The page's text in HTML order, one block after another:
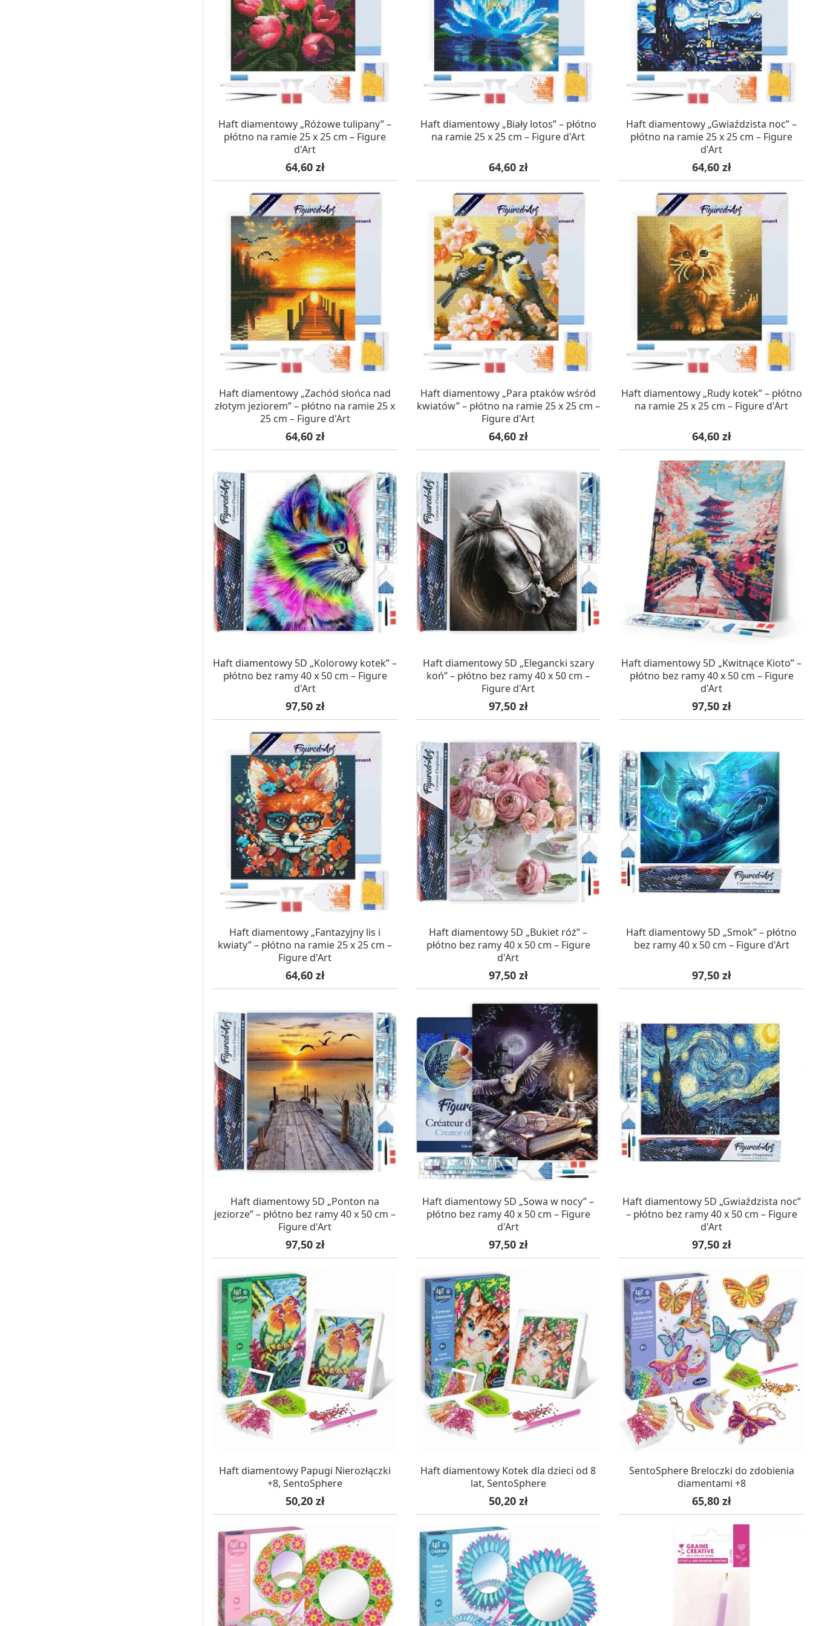
W MAGAZYNIE, DOSTAWA 24H
Haft diamentowy „Różowe tulipany” –
płótno na ramie 25 x 25 cm – Figure
d'Art
Cena
64,60 zł
W MAGAZYNIE, DOSTAWA 24H
Haft diamentowy „Biały lotos” – płótno
na ramie 25 x 25 cm – Figure d'Art
Cena
64,60 zł
W MAGAZYNIE, DOSTAWA 24H
Haft diamentowy „Gwiaździsta noc” –
płótno na ramie 25 x 25 cm – Figure
d'Art
Cena
64,60 zł
W MAGAZYNIE, DOSTAWA 24H
Haft diamentowy „Zachód słońca nad
złotym jeziorem” – płótno na ramie 25 x
25 cm – Figure d'Art
Cena
64,60 zł
W MAGAZYNIE, DOSTAWA 24H
Haft diamentowy „Para ptaków wśród
kwiatów” – płótno na ramie 25 x 25 cm –
Figure d'Art
Cena
64,60 zł
W MAGAZYNIE, DOSTAWA 24H
Haft diamentowy „Rudy kotek” – płótno
na ramie 25 x 25 cm – Figure d'Art
Cena
64,60 zł
Haft diamentowy 5D „Kolorowy kotek” –
płótno bez ramy 40 x 50 cm – Figure
d'Art
Cena
97,50 zł
Haft diamentowy 5D „Elegancki szary
koń” – płótno bez ramy 40 x 50 cm –
Figure d'Art
Cena
97,50 zł
Haft diamentowy 5D „Kwitnące Kioto” –
płótno bez ramy 40 x 50 cm – Figure
d'Art
Cena
97,50 zł
Haft diamentowy „Fantazyjny lis i
kwiaty” – płótno na ramie 25 x 25 cm –
Figure d'Art
Cena
64,60 zł
W MAGAZYNIE, DOSTAWA 24H
Haft diamentowy 5D „Bukiet róż” –
płótno bez ramy 40 x 50 cm – Figure
d'Art
Cena
97,50 zł
Haft diamentowy 5D „Smok” – płótno
bez ramy 40 x 50 cm – Figure d'Art
Cena
97,50 zł
Haft diamentowy 5D „Ponton na
jeziorze” – płótno bez ramy 40 x 50 cm –
Figure d'Art
Cena
97,50 zł
Haft diamentowy 5D „Sowa w nocy” –
płótno bez ramy 40 x 50 cm – Figure
d'Art
Cena
97,50 zł
W MAGAZYNIE, DOSTAWA 24H
Haft diamentowy 5D „Gwiaździsta noc”
– płótno bez ramy 40 x 50 cm – Figure
d'Art
Cena
97,50 zł
W MAGAZYNIE, DOSTAWA 24H
Haft diamentowy Papugi Nierozłączki
+8, SentoSphere
Cena
50,20 zł
W MAGAZYNIE, DOSTAWA 24H
Haft diamentowy Kotek dla dzieci od 8
lat, SentoSphere
Cena
50,20 zł
W MAGAZYNIE, DOSTAWA 24H
SentoSphere Breloczki do zdobienia
diamentami +8
Cena
65,80 zł